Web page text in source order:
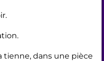
tienne, dans une pièce